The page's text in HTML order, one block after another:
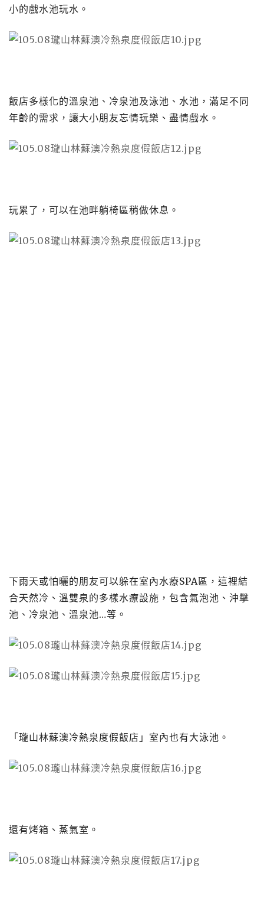
小的戲水池玩水。
飯店多樣化的溫泉池、冷泉池及泳池、水池，滿足不同
年齡的需求，讓大小朋友忘情玩樂、盡情戲水。
玩累了，可以在池畔躺椅區稍做休息。
下雨天或怕曬的朋友可以躲在室內水療SPA區，這裡結
合天然冷、溫雙泉的多樣水療設施，包含氣泡池、沖擊
池、冷泉池、溫泉池…等。
「瓏山林蘇澳冷熱泉度假飯店」室內也有大泳池。
還有烤箱、蒸氣室。